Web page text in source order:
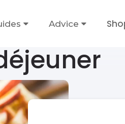
Advice